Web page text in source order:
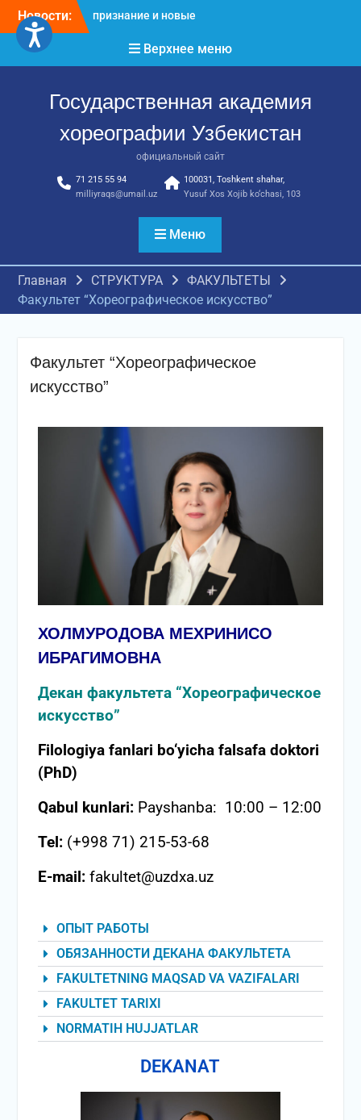
Новости:
Международное научное
Международное
признание и новые
хореографов!
Верхнее меню
Государственная академия
хореографии Узбекистан
официальный сайт
71 215 55 94
milliyraqs@umail.uz
100031, Toshkent shahar,
Yusuf Xos Xojib ko‘chasi, 103
Меню
Главная СТРУКТУРА
ФАКУЛЬТЕТЫ
Факультет “Хореографическое искусство”
Факультет “Хореографическое
искусство”
ХОЛМУРОДОВА МЕХРИНИСО
ИБРАГИМОВНА
Декан факультета “Хореографическое
искусство”
Filologiya fanlari bo‘yicha falsafa doktori
(PhD)
Qabul kunlari:Payshanba: 10:00 – 12:00
Tel:(+998 71) 215-53-68
E-mail: fakultet@uzdxa.uz
ОПЫТ РАБОТЫ
ОБЯЗАННОСТИ ДЕКАНА ФАКУЛЬТЕТА
FAKULTETNING MAQSAD VA VAZIFALARI
FAKULTET TARIXI
NORMATIH HUJJATLAR
DEKANAT